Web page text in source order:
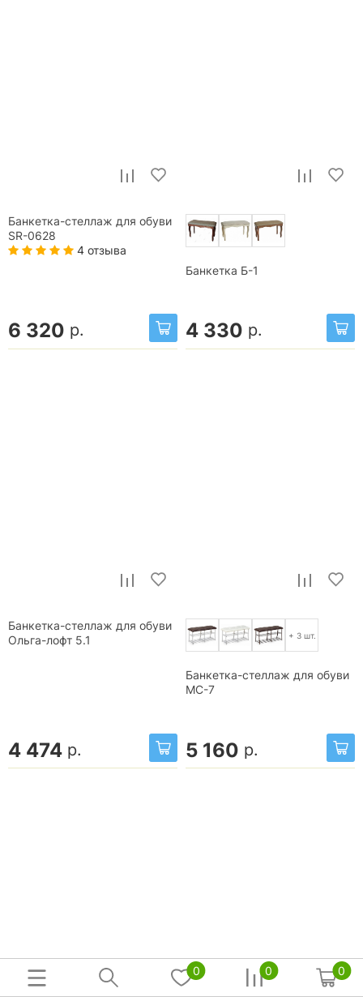
Банкетка-стеллаж для обуви
SR-0628
4 отзыва
6 320 р.
Банкетка Б-1
4 330 р.
Банкетка-стеллаж для обуви
Ольга-лофт 5.1
4 474 р.
+ 3 шт.
Банкетка-стеллаж для обуви
МС-7
5 160 р.
0 0 0